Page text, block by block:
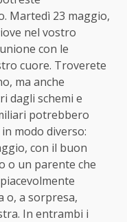
Martedì 23 maggio,
nel vostro
con le
cuore. Troverete
ma anche
dagli schemi e
potrebbero
modo diverso:
con il buon
o un parente che
o, a sorpresa,
In entrambi i